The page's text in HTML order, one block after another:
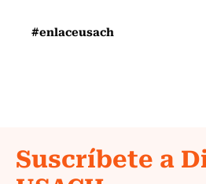
#enlaceusach